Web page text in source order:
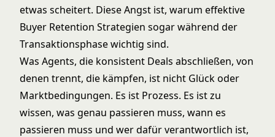
etwas scheitert. Diese Angst ist, warum effektive
Buyer Retention Strategien sogar während der
Transaktionsphase wichtig sind.
Was Agents, die konsistent Deals abschließen, von
denen trennt, die kämpfen, ist nicht Glück oder
Marktbedingungen. Es ist Prozess. Es ist zu
wissen, was genau passieren muss, wann es
passieren muss und wer dafür verantwortlich ist,